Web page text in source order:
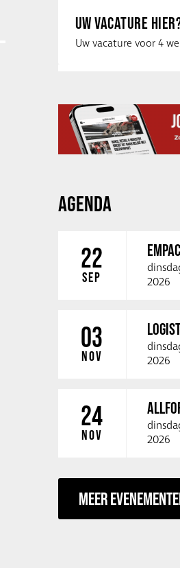
UW VACATURE
AGENDA
22
SEP
2026
03
NOV
2026
24
NOV
2026
MEER